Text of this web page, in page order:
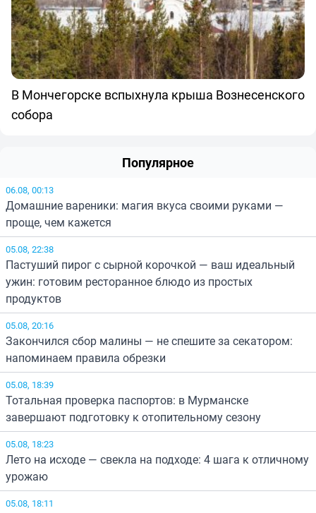
В Мончегорске вспыхнула крыша Вознесенского
собора
Популярное
06.08, 00:13
Домашние вареники: магия вкуса своими руками —
проще, чем кажется
05.08, 22:38
Пастуший пирог с сырной корочкой — ваш идеальный
ужин: готовим ресторанное блюдо из простых
продуктов
05.08, 20:16
Закончился сбор малины — не спешите за секатором:
напоминаем правила обрезки
05.08, 18:39
Тотальная проверка паспортов: в Мурманске
завершают подготовку к отопительному сезону
05.08, 18:23
Лето на исходе — свекла на подходе: 4 шага к отличному
урожаю
05.08, 18:11